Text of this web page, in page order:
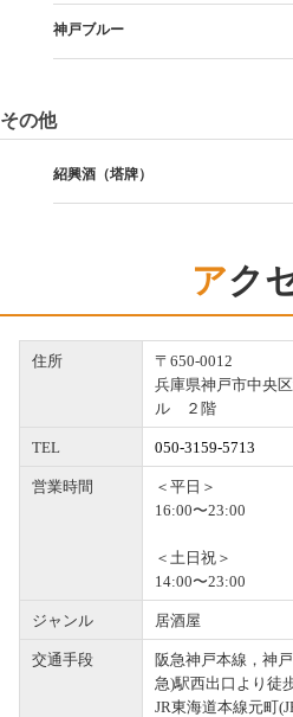
神戸ブルー
その他
紹興酒（塔牌）
アク
住所
〒650-0012
兵庫県神戸市中央
ル ２階
TEL 050-3159-5713
営業時間
＜平日＞
16:00〜23:00
＜土日祝＞
14:00〜23:00
ジャンル 居酒屋
交通手段
阪急神戸本線，神
急)駅西出口より徒
JR東海道本線元町